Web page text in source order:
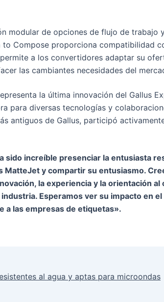
modular de opciones de flujo de trabajo
to Compose proporciona compatibilidad
a los convertidores adaptar su
las cambiantes necesidades del
la última innovación del Gallus
para diversas tecnologías y
antiguos de Gallus, participó
sido increíble presenciar la entusiasta
MatteJet y compartir su entusiasmo.
la experiencia y la orientación al
Esperamos ver su impacto en
a las empresas de etiquetas».
al agua y aptas para microondas